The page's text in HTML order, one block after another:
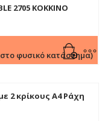
2705 ΚΟΚΚΙΝΟ
φυσικό κατάστημα)
2 κρίκους Α4 Ράχη